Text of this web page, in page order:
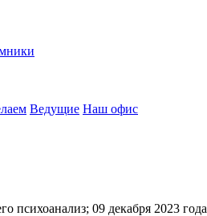
Ведущие Наш офис
психоанализ; 09 декабря 2023 года